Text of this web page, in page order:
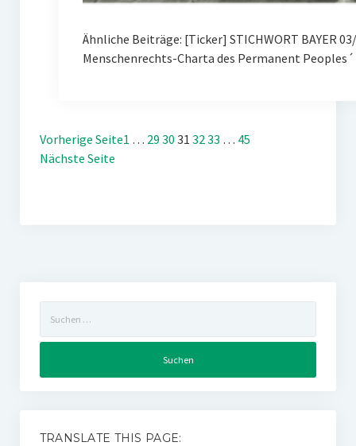
Ähnliche Beiträge: [Ticker] STICHWORT BAYER
Menschenrechts-Charta des Permanent
Vorherige Seite1 … 29 30 31 3233 … 45
Nächste Seite
nach:
TRANSLATE THIS PAGE: